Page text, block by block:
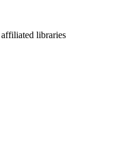
libraries